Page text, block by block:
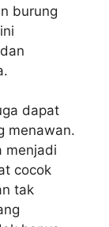
burung
dapat
menawan.
menjadi
cocok
tak